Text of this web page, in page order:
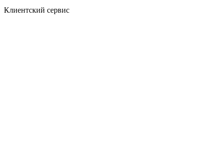
Клиентский сервис